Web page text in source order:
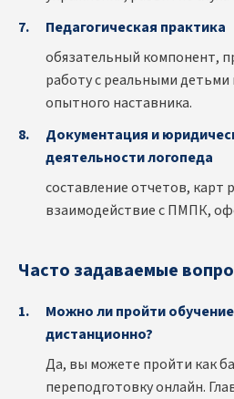
Педагогическая практика
обязательный компонент,
работу с реальными
опытного наставника.
Документация и
деятельности логопеда
составление отчетов, карт
взаимодействие с ПМПК,
Часто задаваемые
Можно ли пройти
дистанционно?
Да, вы можете пройти как
переподготовку онлайн.